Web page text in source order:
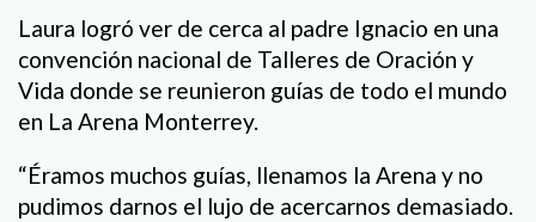
Laura logró ver de cerca al padre Ignacio en una
convención nacional de Talleres de Oración y
Vida donde se reunieron guías de todo el mundo
en La Arena Monterrey.
“Éramos muchos guías, llenamos la Arena y no
pudimos darnos el lujo de acercarnos demasiado.